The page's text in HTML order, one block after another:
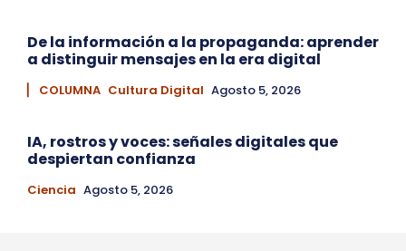
De la información a la propaganda: aprender
a distinguir mensajes en la era digital
▏ COLUMNA Cultura Digital Agosto 5, 2026
IA, rostros y voces: señales digitales que
despiertan confianza
Ciencia Agosto 5, 2026